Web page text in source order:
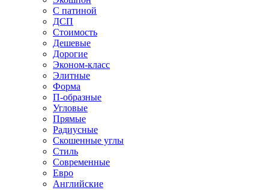
С патиной
ДСП
Стоимость
Дешевые
Дорогие
Эконом-класс
Элитные
Форма
П-образные
Угловые
Прямые
Радиусные
Скошенные углы
Стиль
Современные
Евро
Английские